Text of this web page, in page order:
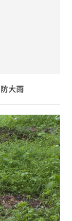
大雨